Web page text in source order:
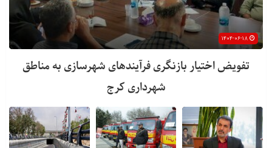
تفویض اختیار بازنگری فرآیندهای شهرسازی به مناطق
شهرداری کرج